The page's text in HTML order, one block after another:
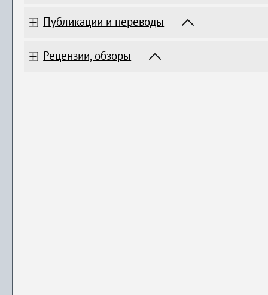
Публикации и переводы
Рецензии, обзоры